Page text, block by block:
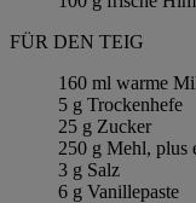
FÜR DEN TEIG
160 ml warme
5 g Trockenhefe
25 g Zucker
250 g Mehl, plus
3 g Salz
6 g Vanillepaste